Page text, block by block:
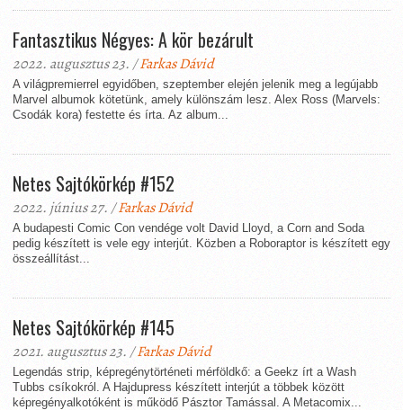
Fantasztikus Négyes: A kör bezárult
2022. augusztus 23. /Farkas Dávid
A világpremierrel egyidőben, szeptember elején jelenik meg a legújabb
Marvel albumok kötetünk, amely különszám lesz. Alex Ross (Marvels:
Csodák kora) festette és írta. Az album...
Netes Sajtókörkép #152
2022. június 27. /Farkas Dávid
A budapesti Comic Con vendége volt David Lloyd, a Corn and Soda
pedig készített is vele egy interjút. Közben a Roboraptor is készített egy
összeállítást...
Netes Sajtókörkép #145
2021. augusztus 23. /Farkas Dávid
Legendás strip, képregénytörténeti mérföldkő: a Geekz írt a Wash
Tubbs csíkokról. A Hajdupress készített interjút a többek között
képregényalkotóként is működő Pásztor Tamással. A Metacomix...